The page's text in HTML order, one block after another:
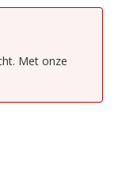
Met onze